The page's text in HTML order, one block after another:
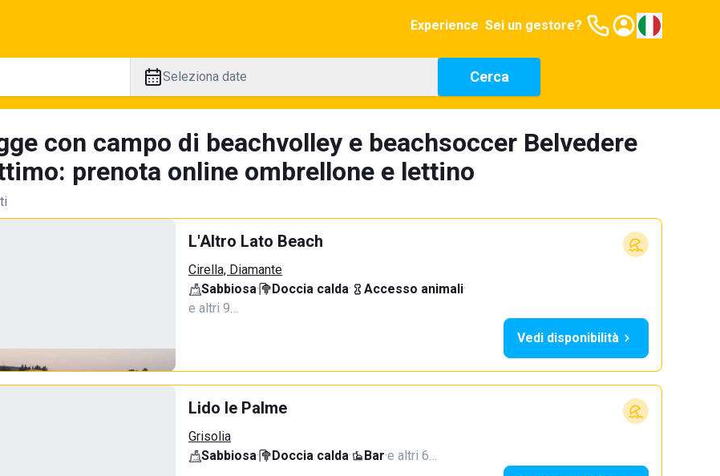
Experience Sei un gestore?
Seleziona date Cerca
con campo di beachvolley e beachsoccer Belvedere
prenota online ombrellone e lettino
L'Altro Lato Beach
Cirella, Diamante
Sabbiosa· Doccia calda· Accesso animali·
e altri 9…
Vedi disponibilità
Lido le Palme
Grisolia
Sabbiosa· Doccia calda· Bar·e altri 6…